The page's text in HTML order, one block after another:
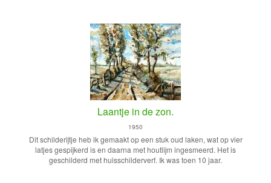
Laantje in de zon.
1950
Dit schilderijtje heb ik gemaakt op een stuk oud laken, wat op vier
latjes gespijkerd is en daarna met houtlijm ingesmeerd. Het is
geschilderd met huisschilderverf. Ik was toen 10 jaar.